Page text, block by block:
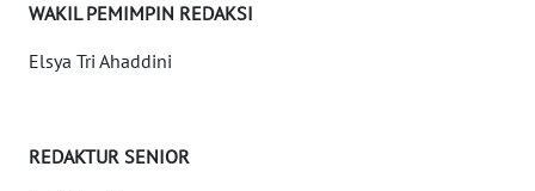
WAKIL PEMIMPIN REDAKSI
Elsya Tri Ahaddini
REDAKTUR SENIOR
BANTEN
NTT